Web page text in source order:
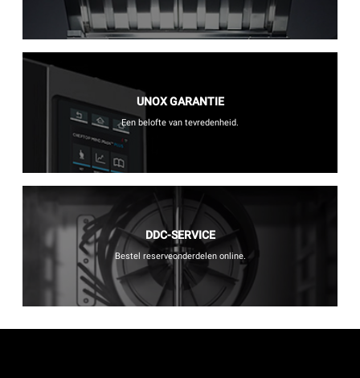
UNOX GARANTIE
Een belofte van tevredenheid.
DDC-SERVICE
Bestel reserveonderdelen online.